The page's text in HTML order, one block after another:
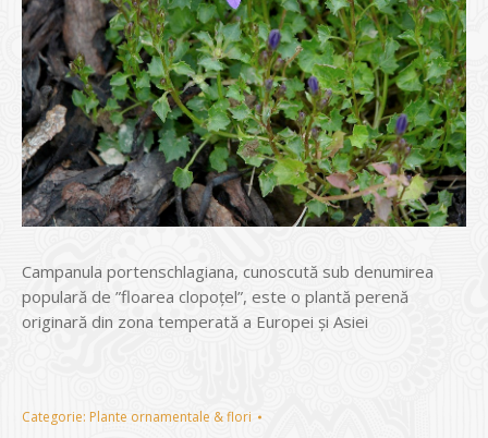
Campanula portenschlagiana, cunoscută sub denumirea
populară de ”floarea clopoțel”, este o plantă perenă
originară din zona temperată a Europei și Asiei
Categorie: Plante ornamentale & flori